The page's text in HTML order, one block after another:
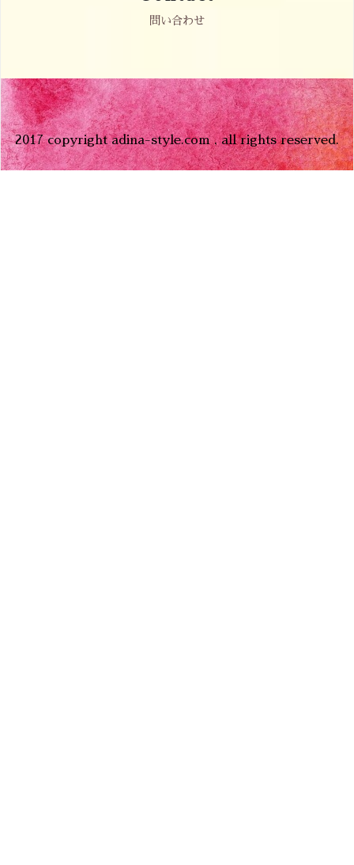
問い合わせ
2017 copyright adina-style.com , all rights reserved.